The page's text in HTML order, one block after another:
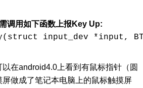
调用如下函数上报Key Up:
input_dev *input,
在android4.0上看到有鼠标指针（圆
做成了笔记本电脑上的鼠标触摸屏